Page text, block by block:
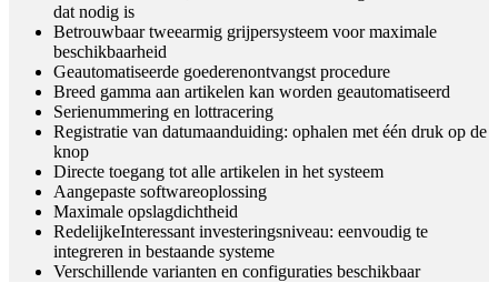
dat nodig is
Betrouwbaar tweearmig grijpersysteem voor maximale
beschikbaarheid
Geautomatiseerde goederenontvangst procedure
Breed gamma aan artikelen kan worden geautomatiseerd
Serienummering en lottracering
Registratie van datumaanduiding: ophalen met één druk op de
knop
Directe toegang tot alle artikelen in het systeem
Aangepaste softwareoplossing
Maximale opslagdichtheid
RedelijkeInteressant investeringsniveau: eenvoudig te
integreren in bestaande systeme
Verschillende varianten en configuraties beschikbaar